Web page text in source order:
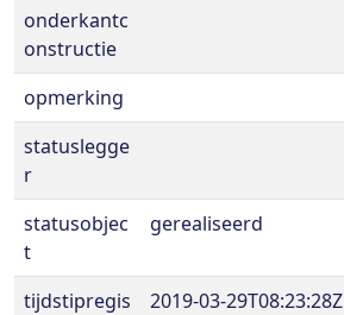
onderkantc
onstructie
opmerking
statuslegge
r
statusobjec
t
gerealiseerd
tijdstipregis
2019-03-29T08:23:28Z